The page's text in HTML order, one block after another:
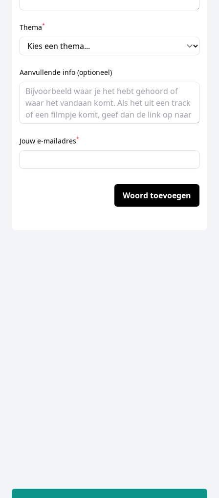
Thema*
Aanvullende info (optioneel)
Jouw e-mailadres*
Woord toevoegen